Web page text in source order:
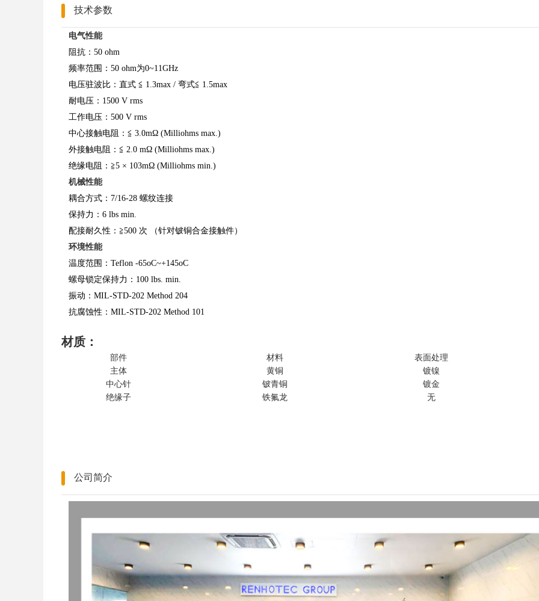
技术参数
电气性能
阻抗：50 ohm
频率范围：50 ohm为0~11GHz
电压驻波比：直式 ≦ 1.3max / 弯式≦ 1.5max
耐电压：1500 V rms
工作电压：500 V rms
中心接触电阻：≦ 3.0mΩ (Milliohms max.)
外接触电阻：≦ 2.0 mΩ (Milliohms max.)
绝缘电阻：≧5 × 103mΩ (Milliohms min.)
机械性能
耦合方式：7/16-28 螺纹连接
保持力：6 lbs min.
配接耐久性：≧500 次 （针对铍铜合金接触件）
环境性能
温度范围：Teflon -65oC~+145oC
螺母锁定保持力：100 lbs. min.
振动：MIL-STD-202 Method 204
抗腐蚀性：MIL-STD-202 Method 101
材质：
部件 材料
表面处理
主体
黄铜
镀镍
中心针
铍青铜
镀金
绝缘子
铁氟龙 无
公司简介